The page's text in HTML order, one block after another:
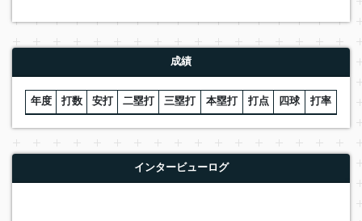
成績
年度 打数 安打 二塁打 三塁打 本塁打 打点 四球 打率
インタービューログ